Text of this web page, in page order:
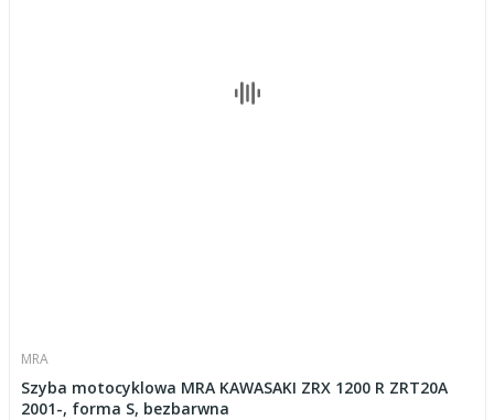
MRA
Szyba motocyklowa MRA KAWASAKI ZRX 1200 R ZRT20A
2001-, forma S, bezbarwna